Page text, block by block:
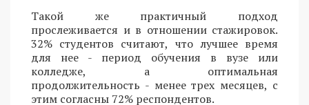
Такой же практичный подход
прослеживается и в отношении стажировок.
32% студентов считают, что лучшее время
для нее - период обучения в вузе или
колледже, а оптимальная
продолжительность - менее трех месяцев, с
этим согласны 72% респондентов.